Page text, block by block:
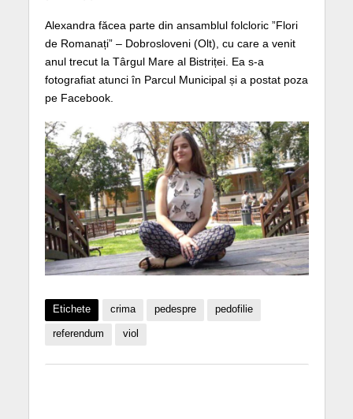
Alexandra făcea parte din ansamblul folcloric ”Flori
de Romanați” – Dobrosloveni (Olt), cu care a venit
anul trecut la Târgul Mare al Bistriței. Ea s-a
fotografiat atunci în Parcul Municipal și a postat poza
pe Facebook.
Etichete crima pedespre pedofilie
referendum viol